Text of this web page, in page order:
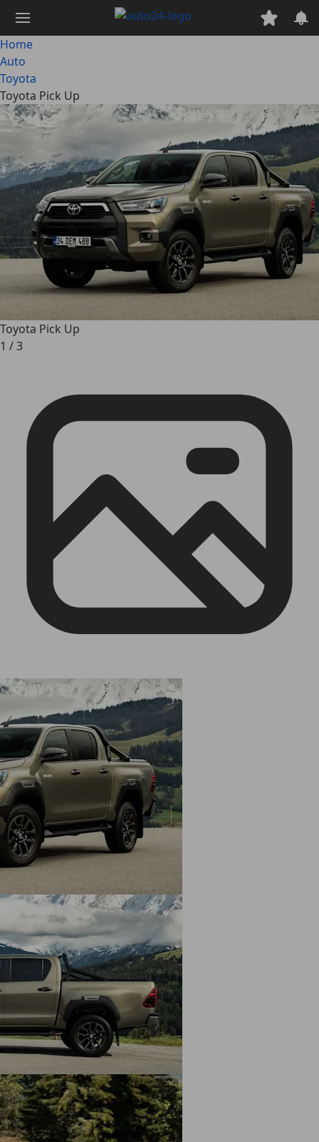
contenuto
principale
Home
Auto
Toyota
Toyota Pick Up
Toyota Pick Up
1 /3